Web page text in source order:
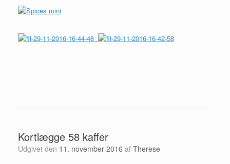
Kortlægge 58 kaffer
Udgivet den 11. november 2016 af Therese